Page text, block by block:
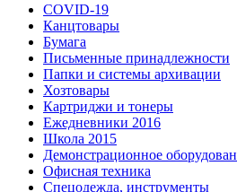
COVID-19
Канцтовары
Бумага
Письменные принадлежности
Папки и системы архивации
Хозтовары
Картриджи и тонеры
Ежедневники 2016
Школа 2015
Демонстрационное
Офисная техника
Спецодежда, инструменты